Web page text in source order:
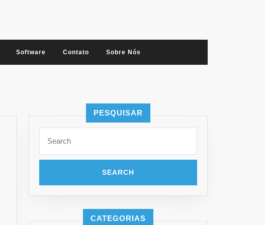
Software Contato Sobre Nós
PESQUISAR
for:
CATEGORIAS